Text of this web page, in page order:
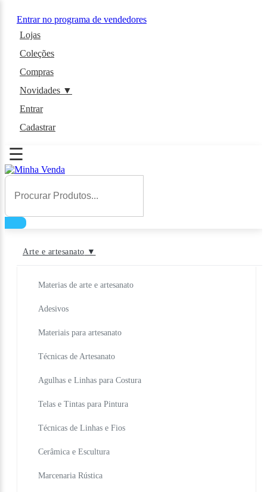
Entrar no programa de vendedores
Lojas
Coleções
Compras
Novidades ▼
Entrar
Cadastrar
☰
Arte e artesanato ▼
Materias de arte e artesanato
Adesivos
Materiais para artesanato
Técnicas de Artesanato
Agulhas e Linhas para Costura
Telas e Tintas para Pintura
Técnicas de Linhas e Fios
Cerâmica e Escultura
Marcenaria Rústica